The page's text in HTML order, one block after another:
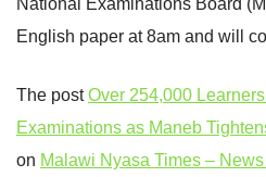
English paper at 8am and will
The postOver 254,000
Examinations as Maneb
on Malawi Nyasa Times –